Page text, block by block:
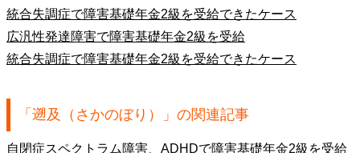
統合失調症で障害基礎年金2級を受給できたケース
広汎性発達障害で障害基礎年金2級を受給
統合失調症で障害基礎年金2級を受給できたケース
「遡及（さかのぼり）」の関連記事
自閉症スペクトラム障害、ADHDで障害基礎年金2級を受給